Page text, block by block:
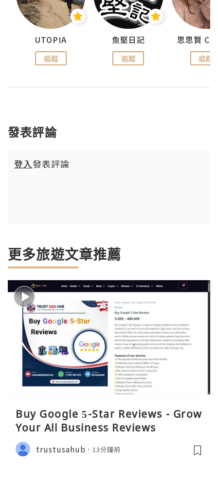
UTOPIA
追蹤
魚堅日記
追蹤 追蹤
發表評論
登入發表評論
更多旅遊文章推薦
Buy Google 5-Star Reviews - Grow
Your All Business Reviews
trustusahub 13分鐘前